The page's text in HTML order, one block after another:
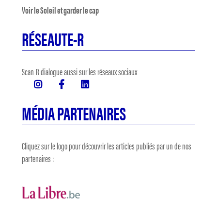
Voir le Soleil et garder le cap
RÉSEAUTE-R
Scan-R dialogue aussi sur les réseaux sociaux
MÉDIA PARTENAIRES
Cliquez sur le logo pour découvrir les articles publiés par un de nos
partenaires :